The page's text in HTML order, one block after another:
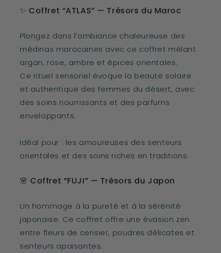
✨ Coffret “ATLAS” — Trésors du Maroc
Plongez dans l’ambiance chaleureuse des
médinas marocaines avec ce coffret mêlant
argan, rose, ambre et épices orientales.
Ce rituel sensoriel évoque la beauté solaire
et authentique des femmes du désert, avec
des soins nourrissants et des parfums
enveloppants.
Idéal pour : les amoureuses des senteurs
orientales et des soins riches en traditions.
🌸 Coffret “FUJI” — Trésors du Japon
Un hommage à la pureté et à la sérénité
japonaise. Ce coffret offre une évasion zen
entre fleurs de cerisier, poudres délicates et
senteurs apaisantes.